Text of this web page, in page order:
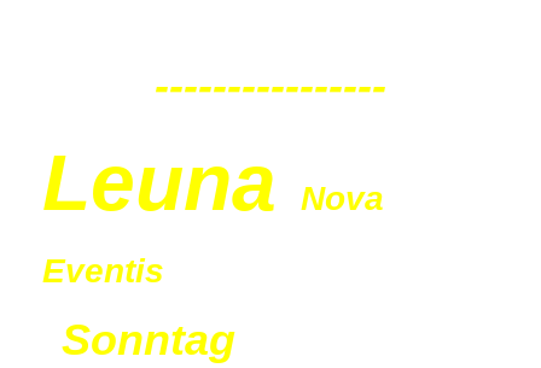
----------------
Leuna
Nova
Eventis
Sonntag